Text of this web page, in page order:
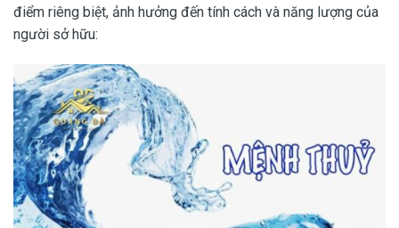
điểm riêng biệt, ảnh hưởng đến tính cách và năng lượng của
người sở hữu: